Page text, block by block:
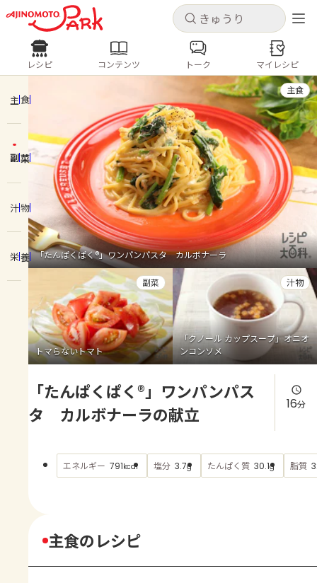
キャンセル
ログインするとレシピを保存できます
新規登録
ホーム
コンテンツ
レシピ
トーク
よくあるお問い合わせ
お買い物
AJINOMOTO PARK とは
キャンセル
レシピ コンテンツ
人気の食材・レシピ
きゅうり なす トマト
とうもろこし
ピーマン
みょうが ゴーヤ
レシピ コンテンツ トーク マイレシピ
主食
副菜
汁物
栄養 「たんぱくぱく®」ワンパンパスタ カルボナーラ
主食
トマらないトマト
副菜
「クノール カップスープ」オニオ
ンコンソメ
汁物
「たんぱくぱく®」ワンパンパス
タ カルボナーラの献立
16分
エネルギー 791kcal 塩分 3.7g たんぱく質 30.1g 脂質
主食のレシピ